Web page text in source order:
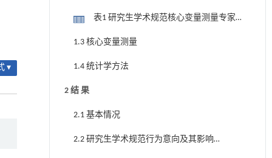
▾
表1 研究生学术规范核心变量测量专家
1.3 核心变量测量
1.4 统计学方法
2 结 果
2.1 基本情况
2.2 研究生学术规范行为意向及其影响